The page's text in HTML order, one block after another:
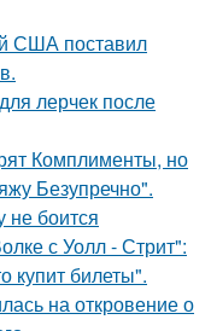
США поставил
лерчек после
Комплименты, но
Безупречно".
не боится
с Уолл - Стрит":
купит билеты".
на откровение о